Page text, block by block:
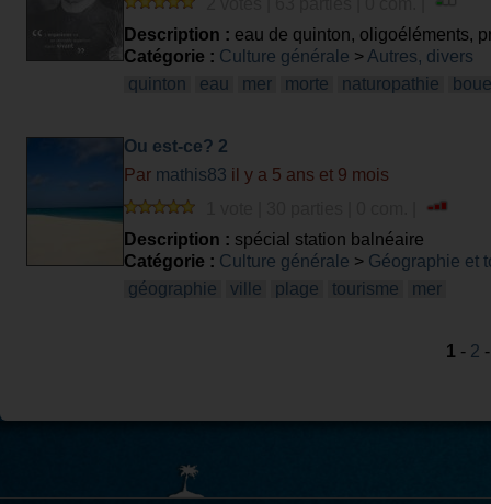
Description : eau de quinton, oligoéléments,
Catégorie : Culture générale > Autres, divers
quinton
eau mer morte naturopathie
Ou est-ce? 2
Par mathis83 il y a 5 ans et 9 mois
Description : spécial station balnéaire
Catégorie : Culture générale > Géographie et
géographie
ville plage tourisme mer
1 - 2